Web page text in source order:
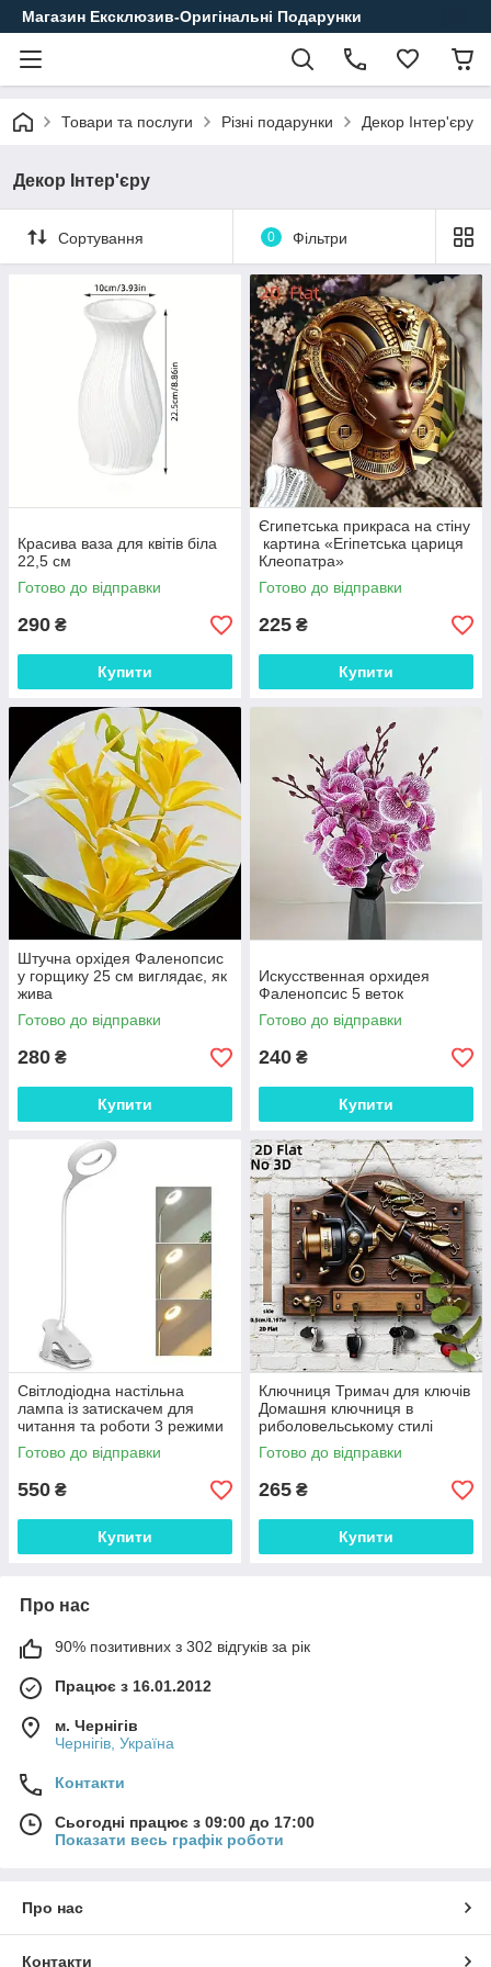
Магазин Ексклюзив-Оригінальні Подарунки
Товари та послуги Різні подарунки Декор Інтер'єру
Декор Інтер'єру
Сортування 0 Фільтри
Красива ваза для квітів біла
22,5 см
Готово до відправки
290 ₴
Купити
Єгипетська прикраса на стіну
картина «Егіпетська цариця
Клеопатра»
Готово до відправки
225 ₴
Купити
Штучна орхідея Фаленопсис
у горщику 25 см виглядає, як
жива
Готово до відправки
280 ₴
Купити
Искусственная орхидея
Фаленопсис 5 веток
Готово до відправки
240 ₴
Купити
Світлодіодна настільна
лампа із затискачем для
читання та роботи 3 режими
яскравості
Готово до відправки
550 ₴
Купити
Ключниця Тримач для ключів
Домашня ключниця в
риболовельському стилі
Готово до відправки
265 ₴
Купити
Про нас
90% позитивних з 302 відгуків за рік
Працює з 16.01.2012
м. Чернігів
Чернігів, Україна
Контакти
Сьогодні працює з 09:00 до 17:00
Показати весь графік роботи
Про нас
Контакти